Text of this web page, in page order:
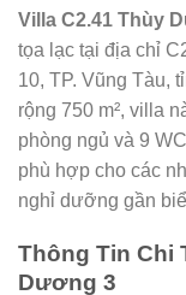
Villa C2.41 Thùy
tọa lạc tại địa chỉ
10, TP. Vũng Tàu,
rộng 750 m², villa
phòng ngủ và 9
phù hợp cho các
nghỉ dưỡng gần
Thông Tin Chi
Dương 3